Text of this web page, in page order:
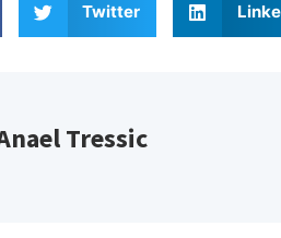
Twitter
Tressic